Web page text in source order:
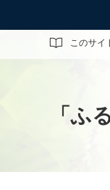
このサイ
サイト内検
「ふ